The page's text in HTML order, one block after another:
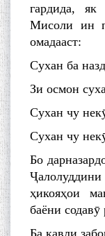
гардида,
Мисоли ин
омадааст:
Сухан ба
Зи осмон
Сухан чу
Сухан чу
Бо
ҳикояҳои
баёни